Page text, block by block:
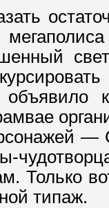
Только
типаж.